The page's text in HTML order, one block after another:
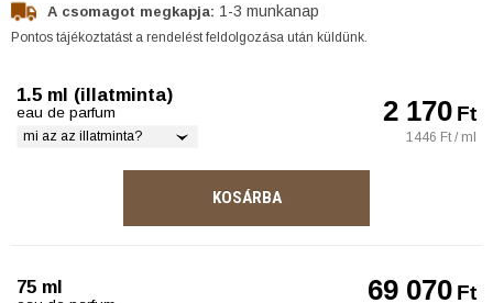
A csomagot megkapja: 1-3 munkanap
Pontos tájékoztatást a rendelést feldolgozása után küldünk.
1.5 ml (illatminta)
eau de parfum
mi az az illatminta?
2 170Ft
1446 Ft / ml
KOSÁRBA
75 ml 69 070Ft